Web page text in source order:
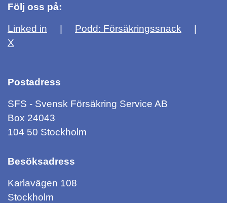
Följ oss på:
Linked in
Podd: Försäkringssnack
X
Postadress
SFS - Svensk Försäkring Service AB
Box 24043
104 50 Stockholm
Besöksadress
Karlavägen 108
Stockholm